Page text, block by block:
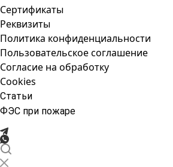
Сертификаты
Реквизиты
Политика конфиденциальности
Пользовательское соглашение
Согласие на обработку
Cookies
Статьи
ФЭС при пожаре